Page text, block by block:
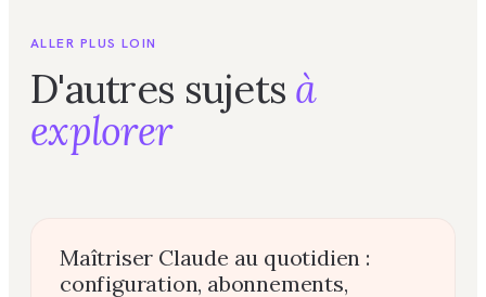
ALLER PLUS LOIN
D'autres sujets à
explorer
Maîtriser Claude au quotidien :
configuration, abonnements,